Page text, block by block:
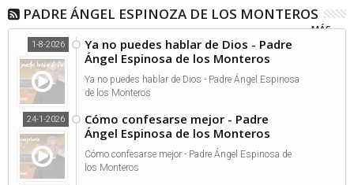
PADRE ÁNGEL ESPINOZA DE LOS MONTEROS
MÁS...
Ya no puedes hablar de Dios - Padre
Ángel Espinosa de los Monteros
1-8-2026
Ya no puedes hablar de Dios - Padre Ángel Espinosa
de los Monteros
Cómo confesarse mejor - Padre
Ángel Espinosa de los Monteros
24-1-2026
Cómo confesarse mejor - Padre Ángel Espinosa de
los Monteros